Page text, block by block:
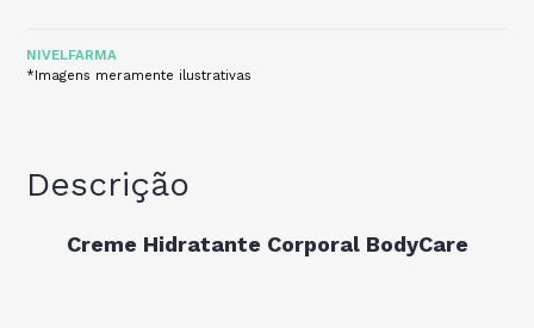
NIVELFARMA
*Imagens meramente ilustrativas
Descrição
Creme Hidratante Corporal BodyCare